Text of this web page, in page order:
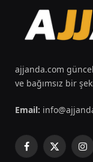
ajjanda.com
ve bağımsız bir
Email:
Facebook
X